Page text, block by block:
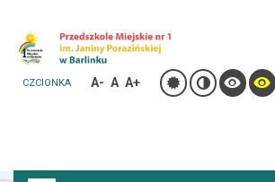
CZCIONKA A- A A+